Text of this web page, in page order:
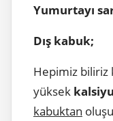
Yumurtayı
Dış kabuk;
Hepimiz biliriz
yüksek
kabuktan